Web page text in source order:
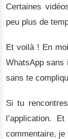
Certaines
peu plus de
Et voilà ! En
WhatsApp sans
sans te
Si tu
l’application.
commentaire, je